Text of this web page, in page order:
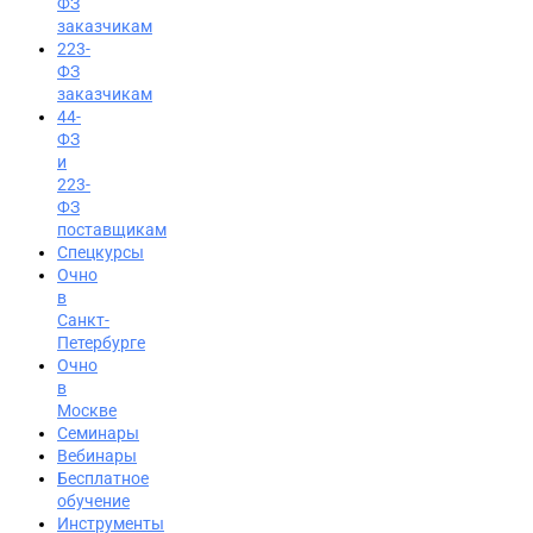
Вход на портал
8 (800) 200-24-26
заказчикам
223-
ФЗ
заказчикам
44-
ФЗ
и
223-
ФЗ
поставщикам
Спецкурсы
Очно
в
Санкт-
Петербурге
Очно
в
Москве
Семинары
Вебинары
Бесплатное
обучение
Инструменты